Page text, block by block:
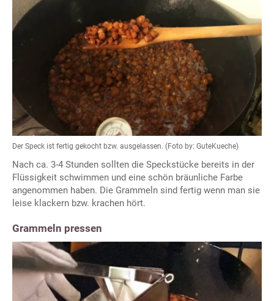
Der Speck ist fertig gekocht bzw. ausgelassen. (Foto by: GuteKueche)
Nach ca. 3-4 Stunden sollten die Speckstücke bereits in der
Flüssigkeit schwimmen und eine schön bräunliche Farbe
angenommen haben. Die Grammeln sind fertig wenn man sie
leise klackern bzw. krachen hört.
Grammeln pressen